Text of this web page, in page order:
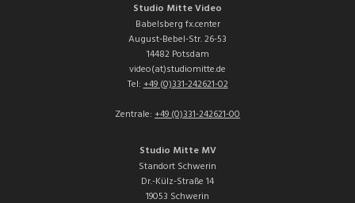
Studio Mitte Video
Babelsberg fx.center
August-Bebel-Str. 26-53
14482 Potsdam
video(at)studiomitte.de
Tel:+49 (0)331-242621-02
Zentrale: +49 (0)331-242621-00
Studio Mitte MV
Standort Schwerin
Dr.-Külz-Straße 14
19053 Schwerin